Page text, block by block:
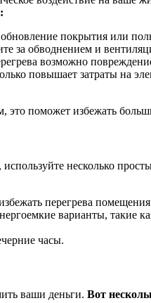
покрытия или
за обводнением и
возможно
повышает затраты на
это поможет избежать
несколько
перегрева
варианты, такие
часы.
ваши деньги. Вот